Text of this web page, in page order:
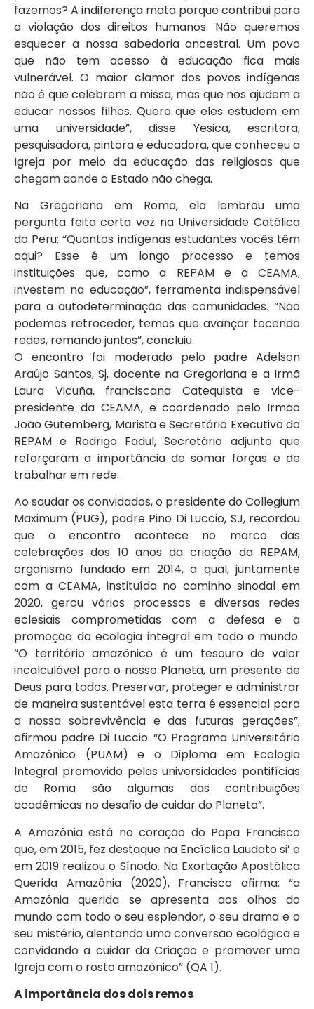
fazemos? A indiferença mata porque contribui para
a violação dos direitos humanos. Não queremos
esquecer a nossa sabedoria ancestral. Um povo
que não tem acesso à educação fica mais
vulnerável. O maior clamor dos povos indígenas
não é que celebrem a missa, mas que nos ajudem a
educar nossos filhos. Quero que eles estudem em
uma universidade”, disse Yesica, escritora,
pesquisadora, pintora e educadora, que conheceu a
Igreja por meio da educação das religiosas que
chegam aonde o Estado não chega.
Na Gregoriana em Roma, ela lembrou uma
pergunta feita certa vez na Universidade Católica
do Peru: “Quantos indígenas estudantes vocês têm
aqui? Esse é um longo processo e temos
instituições que, como a REPAM e a CEAMA,
investem na educação”, ferramenta indispensável
para a autodeterminação das comunidades. “Não
podemos retroceder, temos que avançar tecendo
redes, remando juntos”, concluiu.
O encontro foi moderado pelo padre Adelson
Araújo Santos, Sj, docente na Gregoriana e a Irmã
Laura Vicuña, franciscana Catequista e vice-
presidente da CEAMA, e coordenado pelo Irmão
João Gutemberg, Marista e Secretário Executivo da
REPAM e Rodrigo Fadul, Secretário adjunto que
reforçaram a importância de somar forças e de
trabalhar em rede.
Ao saudar os convidados, o presidente do Collegium
Maximum (PUG), padre Pino Di Luccio, SJ, recordou
que o encontro acontece no marco das
celebrações dos 10 anos da criação da REPAM,
organismo fundado em 2014, a qual, juntamente
com a CEAMA, instituída no caminho sinodal em
2020, gerou vários processos e diversas redes
eclesiais comprometidas com a defesa e a
promoção da ecologia integral em todo o mundo.
“O território amazônico é um tesouro de valor
incalculável para o nosso Planeta, um presente de
Deus para todos. Preservar, proteger e administrar
de maneira sustentável esta terra é essencial para
a nossa sobrevivência e das futuras gerações”,
afirmou padre Di Luccio. “O Programa Universitário
Amazônico (PUAM) e o Diploma em Ecologia
Integral promovido pelas universidades pontifícias
de Roma são algumas das contribuições
acadêmicas no desafio de cuidar do Planeta”.
A Amazônia está no coração do Papa Francisco
que, em 2015, fez destaque na Encíclica Laudato si’ e
em 2019 realizou o Sínodo. Na Exortação Apostólica
Querida Amazônia (2020), Francisco afirma: “a
Amazônia querida se apresenta aos olhos do
mundo com todo o seu esplendor, o seu drama e o
seu mistério, alentando uma conversão ecológica e
convidando a cuidar da Criação e promover uma
Igreja com o rosto amazônico” (QA 1).
A importância dos dois remos